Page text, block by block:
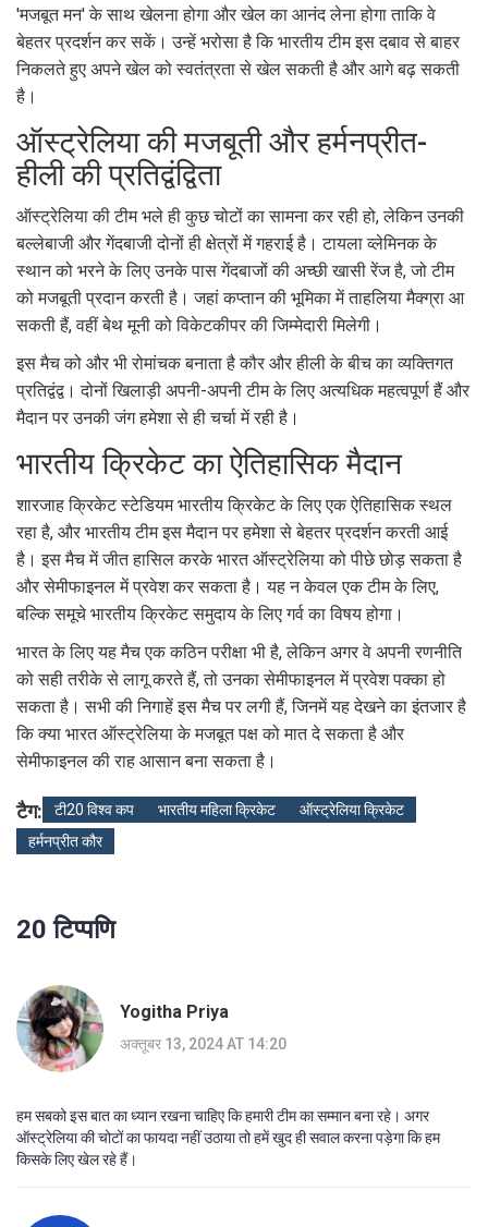
'मजबूत मन' के साथ खेलना होगा और खेल का आनंद लेना होगा ताकि वे
बेहतर प्रदर्शन कर सकें। उन्हें भरोसा है कि भारतीय टीम इस दबाव से बाहर
निकलते हुए अपने खेल को स्वतंत्रता से खेल सकती है और आगे बढ़ सकती
है।
ऑस्ट्रेलिया की मजबूती और हर्मनप्रीत-
हीली की प्रतिद्वंद्विता
ऑस्ट्रेलिया की टीम भले ही कुछ चोटों का सामना कर रही हो, लेकिन उनकी
बल्लेबाजी और गेंदबाजी दोनों ही क्षेत्रों में गहराई है। टायला व्लेमिनक के
स्थान को भरने के लिए उनके पास गेंदबाजों की अच्छी खासी रेंज है, जो टीम
को मजबूती प्रदान करती है। जहां कप्तान की भूमिका में ताहलिया मैक्ग्रा आ
सकती हैं, वहीं बेथ मूनी को विकेटकीपर की जिम्मेदारी मिलेगी।
इस मैच को और भी रोमांचक बनाता है कौर और हीली के बीच का व्यक्तिगत
प्रतिद्वंद्व। दोनों खिलाड़ी अपनी-अपनी टीम के लिए अत्यधिक महत्वपूर्ण हैं और
मैदान पर उनकी जंग हमेशा से ही चर्चा में रही है।
भारतीय क्रिकेट का ऐतिहासिक मैदान
शारजाह क्रिकेट स्टेडियम भारतीय क्रिकेट के लिए एक ऐतिहासिक स्थल
रहा है, और भारतीय टीम इस मैदान पर हमेशा से बेहतर प्रदर्शन करती आई
है। इस मैच में जीत हासिल करके भारत ऑस्ट्रेलिया को पीछे छोड़ सकता है
और सेमीफाइनल में प्रवेश कर सकता है। यह न केवल एक टीम के लिए,
बल्कि समूचे भारतीय क्रिकेट समुदाय के लिए गर्व का विषय होगा।
भारत के लिए यह मैच एक कठिन परीक्षा भी है, लेकिन अगर वे अपनी रणनीति
को सही तरीके से लागू करते हैं, तो उनका सेमीफाइनल में प्रवेश पक्का हो
सकता है। सभी की निगाहें इस मैच पर लगी हैं, जिनमें यह देखने का इंतजार है
कि क्या भारत ऑस्ट्रेलिया के मजबूत पक्ष को मात दे सकता है और
सेमीफाइनल की राह आसान बना सकता है।
टैग: टी20 विश्व कप भारतीय महिला क्रिकेट
ऑस्ट्रेलिया क्रिकेट
हर्मनप्रीत कौर
20 टिप्पणि
Yogitha Priya
अक्तूबर 13, 2024 AT 14:20
हम सबको इस बात का ध्यान रखना चाहिए कि हमारी टीम का सम्मान बना रहे। अगर
ऑस्ट्रेलिया की चोटों का फायदा नहीं उठाया तो हमें खुद ही सवाल करना पड़ेगा कि हम
किसके लिए खेल रहे हैं।